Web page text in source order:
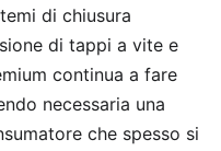
di chiusura
di tappi a vite e
continua a fare
necessaria una
che spesso si